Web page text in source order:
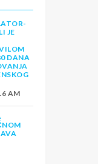
JE
DANA
AM